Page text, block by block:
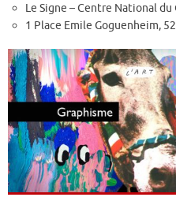
Le Signe – Centre National du
1 Place Emile Goguenheim,